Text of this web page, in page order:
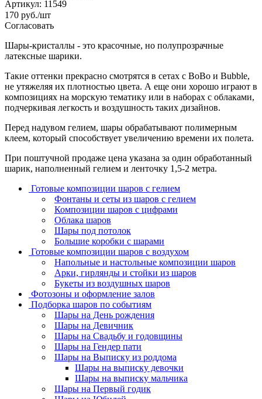
Артикул: 11549
170 руб./шт
Согласовать
Шары-кристаллы - это красочные, но полупрозрачные
латексные шарики.
Такие оттенки прекрасно смотрятся в сетах с BoBo и Bubble,
не утяжеляя их плотностью цвета. А еще они хорошо играют в
композициях на морскую тематику или в наборах с облаками,
подчеркивая легкость и воздушность таких дизайнов.
Перед надувом гелием, шары обрабатывают полимерным
клеем, который способствует увеличению времени их полета.
При поштучной продаже цена указана за один обработанный
шарик, наполненный гелием и ленточку 1,5-2 метра.
Готовые композиции шаров с гелием
Фонтаны и сеты из шаров с гелием
Композиции шаров с цифрами
Облака шаров
Шары под потолок
Большие коробки с шарами
Готовые композиции шаров с воздухом
Напольные и настольные композиции шаров
Арки, гирлянды и стойки из шаров
Букеты из воздушных шаров
Фотозоны и оформление залов
Подборка шаров по событиям
Шары на День рождения
Шары на Девичник
Шары на Свадьбу и годовщины
Шары на Гендер пати
Шары на Выписку из роддома
Шары на выписку девочки
Шары на выписку мальчика
Шары на Первый годик